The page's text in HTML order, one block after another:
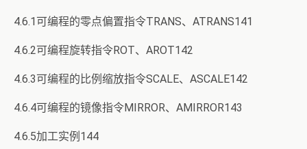
4.6.1可编程的零点偏置指令TRANS、ATRANS141
4.6.2可编程旋转指令ROT、AROT142
4.6.3可编程的比例缩放指令SCALE、ASCALE142
4.6.4可编程的镜像指令MIRROR、AMIRROR143
4.6.5加工实例144